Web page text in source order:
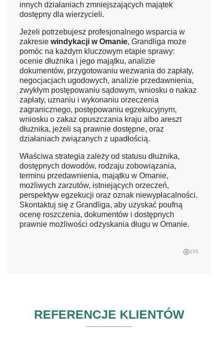
innych działaniach zmniejszających majątek
dostępny dla wierzycieli.
Jeżeli potrzebujesz profesjonalnego wsparcia w
zakresie windykacji w Omanie, Grandliga może
pomóc na każdym kluczowym etapie sprawy:
ocenie dłużnika i jego majątku, analizie
dokumentów, przygotowaniu wezwania do zapłaty,
negocjacjach ugodowych, analizie przedawnienia,
zwykłym postępowaniu sądowym, wniosku o nakaz
zapłaty, uznaniu i wykonaniu orzeczenia
zagranicznego, postępowaniu egzekucyjnym,
wniosku o zakaz opuszczania kraju albo areszt
dłużnika, jeżeli są prawnie dostępne, oraz
działaniach związanych z upadłością.
Właściwa strategia zależy od statusu dłużnika,
dostępnych dowodów, rodzaju zobowiązania,
terminu przedawnienia, majątku w Omanie,
możliwych zarzutów, istniejących orzeczeń,
perspektyw egzekucji oraz oznak niewypłacalności.
Skontaktuj się z Grandliga, aby uzyskać poufną
ocenę roszczenia, dokumentów i dostępnych
prawnie możliwości odzyskania długu w Omanie.
155
REFERENCJE KLIENTÓW